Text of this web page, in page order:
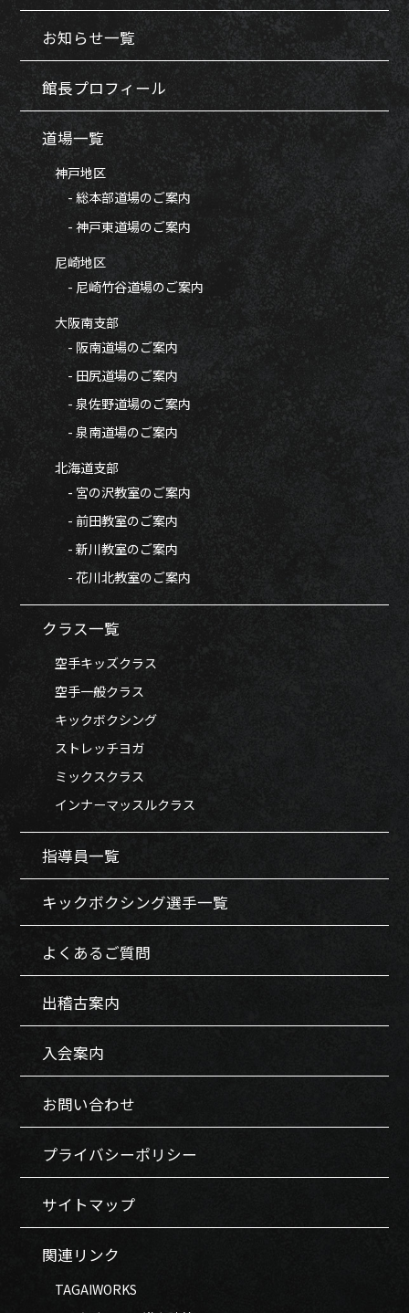
お知らせ一覧
館長プロフィール
道場一覧
神戸地区
- 総本部道場のご案内
- 神戸東道場のご案内
尼崎地区
- 尼崎竹谷道場のご案内
大阪南支部
- 阪南道場のご案内
- 田尻道場のご案内
- 泉佐野道場のご案内
- 泉南道場のご案内
北海道支部
- 宮の沢教室のご案内
- 前田教室のご案内
- 新川教室のご案内
- 花川北教室のご案内
クラス一覧
空手キッズクラス
空手一般クラス
キックボクシング
ストレッチヨガ
ミックスクラス
インナーマッスルクラス
指導員一覧
キックボクシング選手一覧
よくあるご質問
出稽古案内
入会案内
お問い合わせ
プライバシーポリシー
サイトマップ
関連リンク
TAGAIWORKS